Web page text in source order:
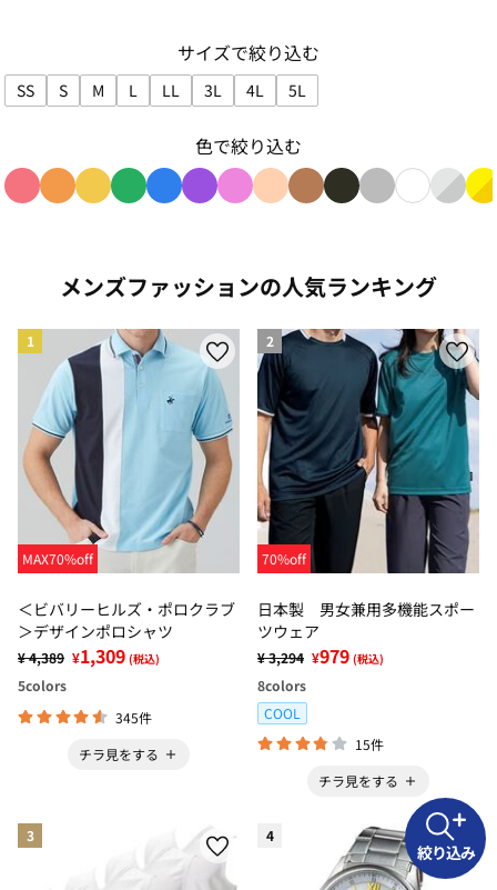
サイズで絞り込む
SS
サイズで絞り込み: SS
S
サイズで絞り込み: S
M
サイズで絞り込み: M
L
サイズで絞り込み: L
LL
サイズで絞り込み: LL
3L
サイズで絞り込み: 3L
4L
サイズで絞り込み: 4L
5L
サイズで絞り込み: 5L
色で絞り込む
メンズファッションの人気ランキング
1
MAX70%off
＜ビバリーヒルズ・ポロクラブ
＞デザインポロシャツ
¥ 4,389 ¥1,309 (税込)
5colors
345件
チラ見をする
2
70%off
日本製 男女兼用多機能スポー
ツウェア
¥ 3,294 ¥979 (税込)
8colors
COOL
15件
チラ見をする
3 4
絞り込み